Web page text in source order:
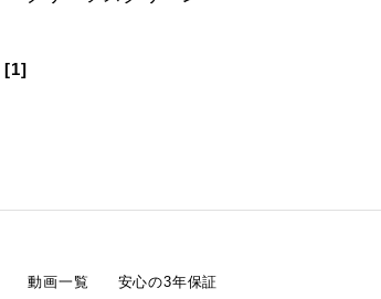
[1]
動画一覧 安心の3年保証